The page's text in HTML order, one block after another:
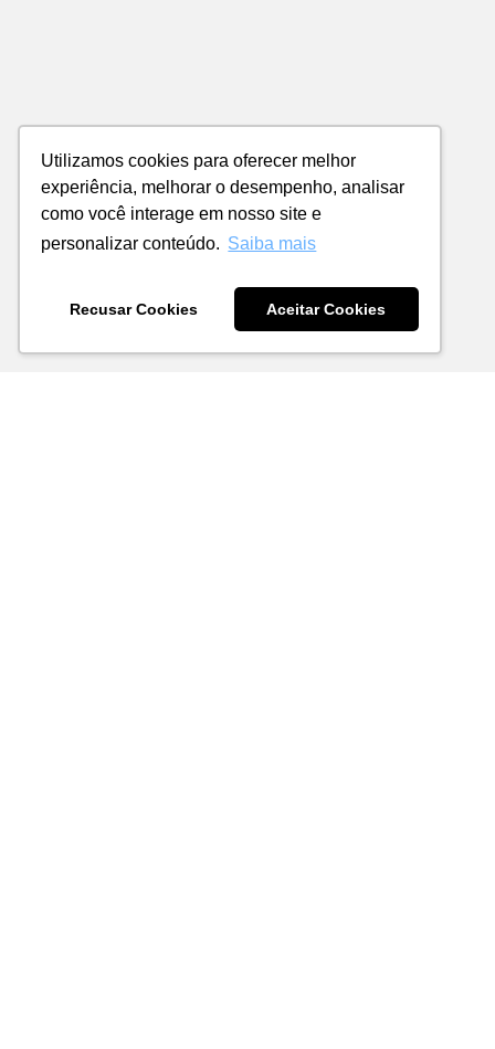
Utilizamos cookies para oferecer melhor
experiência, melhorar o desempenho, analisar
como você interage em nosso site e
personalizar conteúdo. Saiba mais
Recusar Cookies Aceitar Cookies